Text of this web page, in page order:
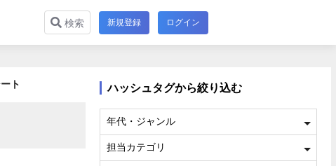
検索 新規登録 ログイン
ト ハッシュタグから絞り込む
年代・ジャンル
担当カテゴリ